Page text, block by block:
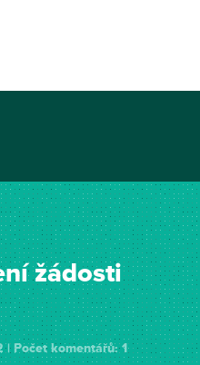
žádosti
Počet komentářů: 1